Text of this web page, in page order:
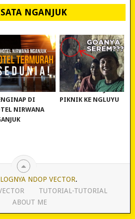
NGANJUK
BANGET!
DI
NIRWANA
WISATA NGANJUK:
PIKNIK KE NGLUYU
NDOP VECTOR.
TUTORIAL-TUTORIAL
ABOUT ME